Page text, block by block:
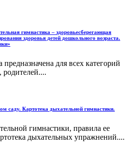
гимнастика – здоровьесберегающая
здоровья детей дошкольного возраста.
предназначена для всех категорий
саду. Картотека дыхательной гимнастики.
гимнастики, правила ее
дыхательных упражнений....